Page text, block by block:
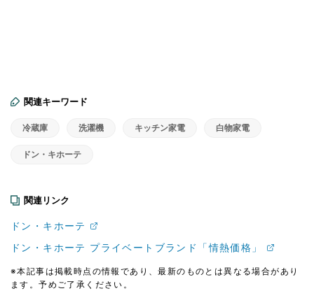
関連キーワード
冷蔵庫 洗濯機 キッチン家電 白物家電
ドン・キホーテ
関連リンク
ドン・キホーテ
ドン・キホーテ プライベートブランド「情熱価格」
※本記事は掲載時点の情報であり、最新のものとは異なる場合があり
ます。予めご了承ください。